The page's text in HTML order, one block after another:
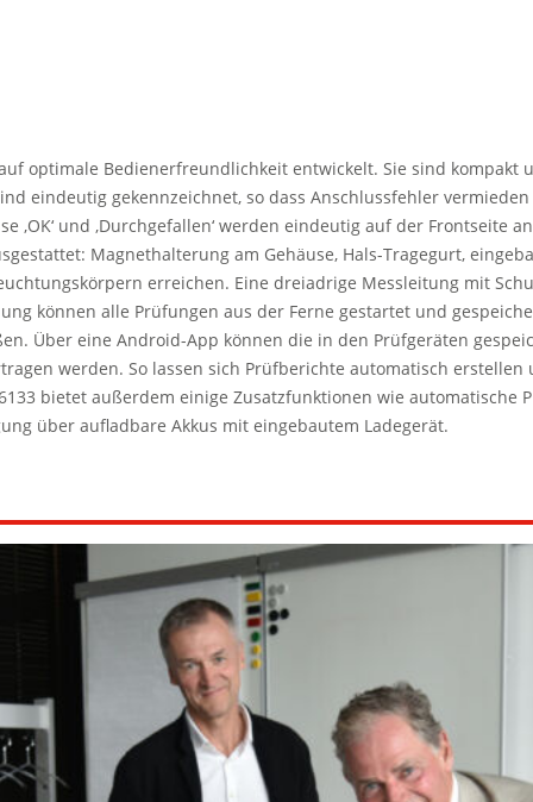
optimale Bedienerfreundlichkeit entwickelt. Sie sind kompakt
eindeutig gekennzeichnet, so dass Anschlussfehler
‚OK‘ und ‚Durchgefallen‘ werden eindeutig auf der Frontseite
Magnethalterung am Gehäuse, Hals-Tragegurt,
erreichen. Eine dreiadrige Messleitung mit
können alle Prüfungen aus der Ferne gestartet und
Über eine Android-App können die in den Prüfgeräten
werden. So lassen sich Prüfberichte automatisch
bietet außerdem einige Zusatzfunktionen wie automatische
über aufladbare Akkus mit eingebautem Ladegerät.